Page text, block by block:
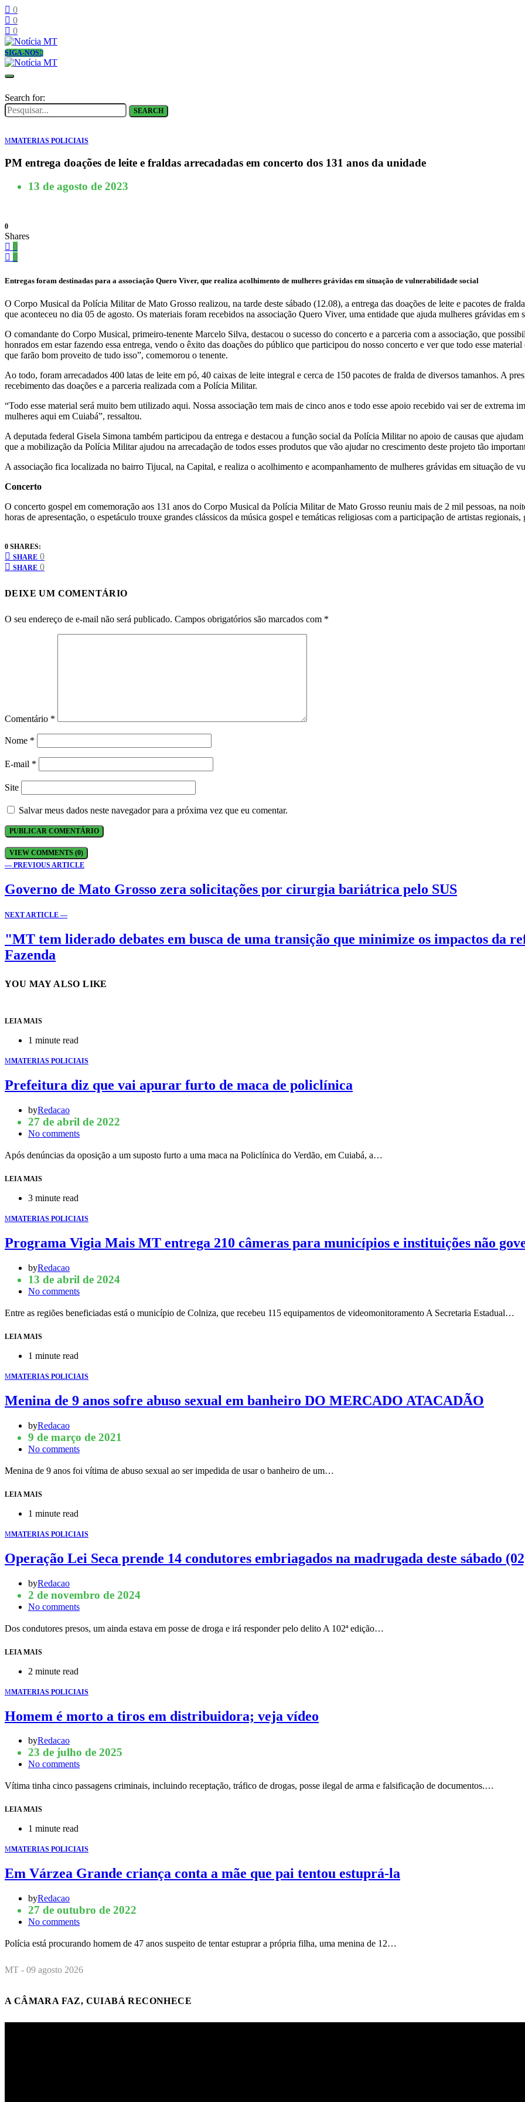
0
0
0
SIGA-NOS
Search for:
SEARCH
MMATERIAS POLICIAIS
PM entrega doações de leite e fraldas arrecadadas em concerto dos 131 anos da unidade
13 de agosto de 2023
0
Shares
0
0
Entregas foram destinadas para a associação Quero Viver, que realiza acolhimento de mulheres grávidas em situação de vulnerabilidade social
O Corpo Musical da Polícia Militar de Mato Grosso realizou, na tarde deste sábado (12.08), a entrega das doações de leite e pacotes de
que aconteceu no dia 05 de agosto. Os materiais foram recebidos na associação Quero Viver, uma entidade que ajuda mulheres grávidas
O comandante do Corpo Musical, primeiro-tenente Marcelo Silva, destacou o sucesso do concerto e a parceria com a associação, que
honrados em estar fazendo essa entrega, vendo o êxito das doações do público que participou do nosso concerto e ver que todo esse
que farão bom proveito de tudo isso”, comemorou o tenente.
Ao todo, foram arrecadados 400 latas de leite em pó, 40 caixas de leite integral e cerca de 150 pacotes de fralda de diversos tamanhos. A
recebimento das doações e a parceria realizada com a Polícia Militar.
“Todo esse material será muito bem utilizado aqui. Nossa associação tem mais de cinco anos e todo esse apoio recebido vai ser de extrema
mulheres aqui em Cuiabá”, ressaltou.
A deputada federal Gisela Simona também participou da entrega e destacou a função social da Polícia Militar no apoio de causas que
que a mobilização da Polícia Militar ajudou na arrecadação de todos esses produtos que vão ajudar no crescimento deste projeto tão
A associação fica localizada no bairro Tijucal, na Capital, e realiza o acolhimento e acompanhamento de mulheres grávidas em situação de
Concerto
O concerto gospel em comemoração aos 131 anos do Corpo Musical da Polícia Militar de Mato Grosso reuniu mais de 2 mil pessoas, na
horas de apresentação, o espetáculo trouxe grandes clássicos da música gospel e temáticas religiosas com a participação de artistas
0 SHARES:
SHARE 0
SHARE 0
DEIXE UM COMENTÁRIO
O seu endereço de e-mail não será publicado. Campos obrigatórios são marcados com *
Comentário *
Nome *
E-mail *
Site
Salvar meus dados neste navegador para a próxima vez que eu comentar.
VIEW COMMENTS (0)
— PREVIOUS ARTICLE
Governo de Mato Grosso zera solicitações por cirurgia bariátrica pelo SUS
NEXT ARTICLE —
"MT tem liderado debates em busca de uma transição que minimize os impactos da
Fazenda
YOU MAY ALSO LIKE
LEIA MAIS
1 minute read
MMATERIAS POLICIAIS
Prefeitura diz que vai apurar furto de maca de policlínica
byRedacao
27 de abril de 2022
No comments
Após denúncias da oposição a um suposto furto a uma maca na Policlínica do Verdão, em Cuiabá, a…
LEIA MAIS
3 minute read
MMATERIAS POLICIAIS
Programa Vigia Mais MT entrega 210 câmeras para municípios e instituições não
byRedacao
13 de abril de 2024
No comments
Entre as regiões beneficiadas está o município de Colniza, que recebeu 115 equipamentos de videomonitoramento A Secretaria Estadual…
LEIA MAIS
1 minute read
MMATERIAS POLICIAIS
Menina de 9 anos sofre abuso sexual em banheiro DO MERCADO ATACADÃO
byRedacao
9 de março de 2021
No comments
Menina de 9 anos foi vítima de abuso sexual ao ser impedida de usar o banheiro de um…
LEIA MAIS
1 minute read
MMATERIAS POLICIAIS
Operação Lei Seca prende 14 condutores embriagados na madrugada deste sábado
byRedacao
2 de novembro de 2024
No comments
Dos condutores presos, um ainda estava em posse de droga e irá responder pelo delito A 102ª edição…
LEIA MAIS
2 minute read
MMATERIAS POLICIAIS
Homem é morto a tiros em distribuidora; veja vídeo
byRedacao
23 de julho de 2025
No comments
Vítima tinha cinco passagens criminais, incluindo receptação, tráfico de drogas, posse ilegal de arma e falsificação de documentos.…
LEIA MAIS
1 minute read
MMATERIAS POLICIAIS
Em Várzea Grande criança conta a mãe que pai tentou estuprá-la
byRedacao
27 de outubro de 2022
No comments
Polícia está procurando homem de 47 anos suspeito de tentar estuprar a própria filha, uma menina de 12…
MT - 09 agosto 2026
A CÂMARA FAZ, CUIABÁ RECONHECE